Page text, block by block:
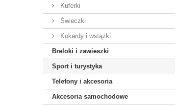
Kuferki
Świeczki
Kokardy i wstążki
Breloki i zawieszki
Sport i turystyka
Telefony i akcesoria
Akcesoria samochodowe